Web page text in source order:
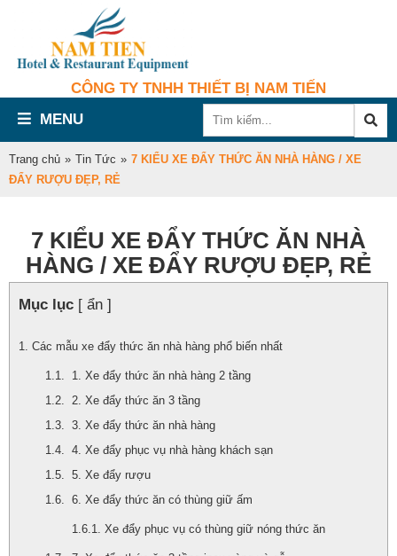
CÔNG TY TNHH THIẾT BỊ NAM TIẾN
MENU
Trang chủ » Tin Tức » 7 KIỂU XE ĐẨY THỨC ĂN NHÀ HÀNG / XE
ĐẨY RƯỢU ĐẸP, RẺ
7 KIỂU XE ĐẨY THỨC ĂN NHÀ
HÀNG / XE ĐẨY RƯỢU ĐẸP, RẺ
Mục lục [ ẩn ]
Các mẫu xe đẩy thức ăn nhà hàng phổ biến nhất
1. Xe đẩy thức ăn nhà hàng 2 tầng
2. Xe đẩy thức ăn 3 tầng
3. Xe đẩy thức ăn nhà hàng
4. Xe đẩy phục vụ nhà hàng khách sạn
5. Xe đẩy rượu
6. Xe đẩy thức ăn có thùng giữ ấm
Xe đẩy phục vụ có thùng giữ nóng thức ăn